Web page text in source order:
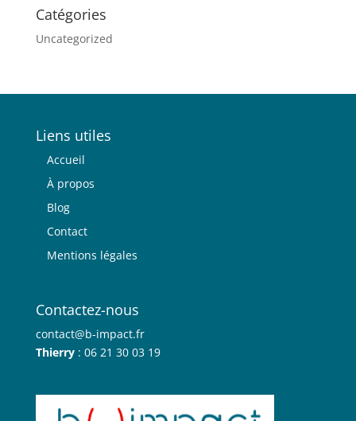
Catégories
Uncategorized
Liens utiles
Accueil
À propos
Blog
Contact
Mentions légales
Contactez-nous
contact@b-impact.fr
Thierry: 06 21 30 03 19